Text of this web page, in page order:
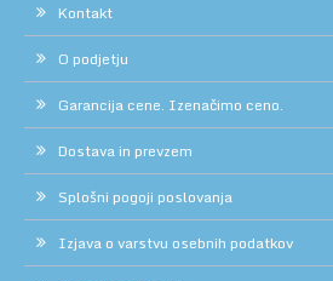
Kontakt
O podjetju
Garancija cene. Izenačimo ceno.
Dostava in prevzem
Splošni pogoji poslovanja
Izjava o varstvu osebnih podatkov